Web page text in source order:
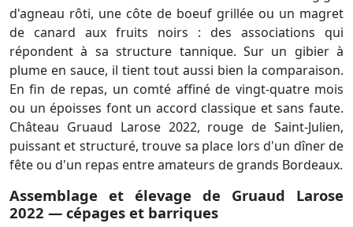
d'agneau rôti, une côte de boeuf grillée ou un magret
de canard aux fruits noirs : des associations qui
répondent à sa structure tannique. Sur un gibier à
plume en sauce, il tient tout aussi bien la comparaison.
En fin de repas, un comté affiné de vingt-quatre mois
ou un époisses font un accord classique et sans faute.
Château Gruaud Larose 2022, rouge de Saint-Julien,
puissant et structuré, trouve sa place lors d'un dîner de
fête ou d'un repas entre amateurs de grands Bordeaux.
Assemblage et élevage de Gruaud Larose
2022 — cépages et barriques